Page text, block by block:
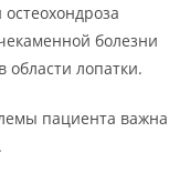
болезни
области лопатки.
пациента важна